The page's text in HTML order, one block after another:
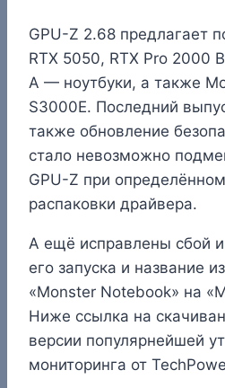
GPU-Z 2.68 предлагает
RTX 5050, RTX Pro 2000
A — ноутбуки, а также
S3000E. Последний
также обновление
стало невозможно
GPU-Z при
распаковки драйвера.
А ещё исправлены сбой
его запуска и название
«Monster Notebook» на
Ниже ссылка на
версии популярнейшей
мониторинга от